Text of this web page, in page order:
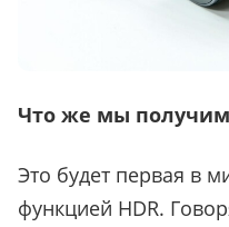
Что же мы
Это будет первая в
функцией HDR.